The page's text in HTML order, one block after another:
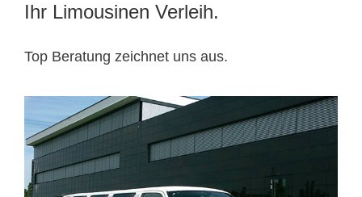
Ihr Limousinen Verleih.
Top Beratung zeichnet uns aus.